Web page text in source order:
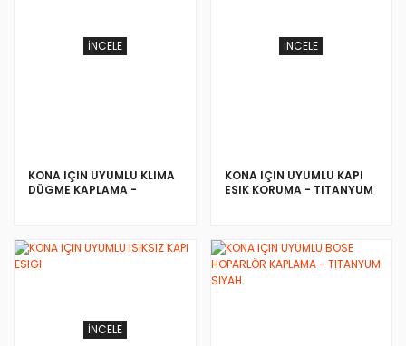
İNCELE
KONA IÇIN UYUMLU KLIMA
DÜGME KAPLAMA -
İNCELE
KONA IÇIN UYUMLU KAPI
ESIK KORUMA - TITANYUM
İNCELE